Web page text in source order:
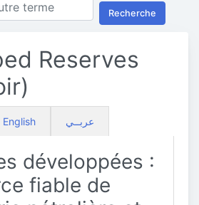
Recherche
Reserves
English عربــي
développées :
fiable de